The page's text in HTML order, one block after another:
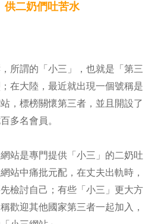
供二奶們吐苦水
所謂的「小三」，也就是「第三
在大陸，最近就出現一個號稱是
，標榜關懷第三者，並且開設了
多名會員。
站是專門提供「小三」的二奶吐
站中痛批元配，在丈夫出軌時，
檢討自己；有些「小三」更大方
歡迎其他國家第三者一起加入，